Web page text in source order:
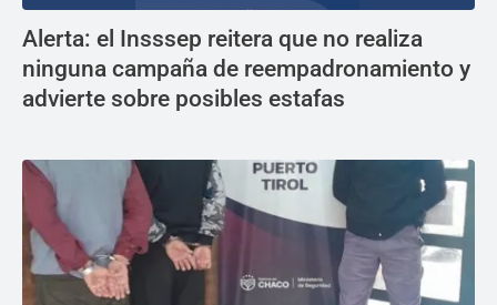
Alerta: el Insssep reitera que no realiza
ninguna campaña de reempadronamiento y
advierte sobre posibles estafas